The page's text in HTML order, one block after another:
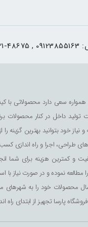
48675 , 09123855163
سعی دارد محصولاتی با
تولید داخل در کنار محصولات
خود بتوانید بهترین گزینه
طراحی، اجرا و راه اندازی
و کمترین هزینه برای شما
نموده و در صورت نیاز با
محصولات خود را به
پارسا تجهیز از ابتدای